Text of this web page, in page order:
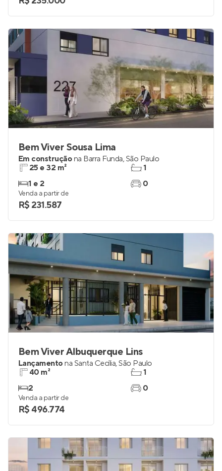
Bem Viver Sousa Lima
Em construçãona Barra Funda,São Paulo
25 e 32 m²
1 e 2
1
0
Venda a partir de
R$ 231.587
Bem Viver Albuquerque Lins
Lançamentona Santa Cecília,São Paulo
40 m²
2
1
0
Venda a partir de
R$ 496.774